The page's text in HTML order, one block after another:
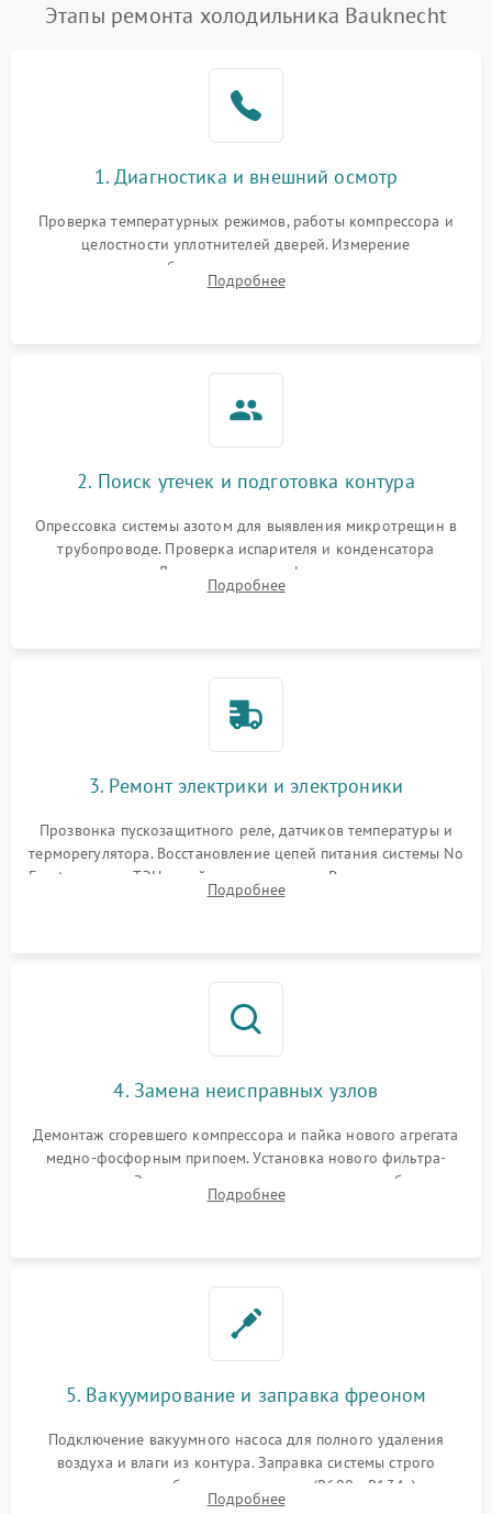
Поломка системы No Frost 2600 ₽ Подробнее →
работе
2000 ₽ Подробнее →
1000 ₽
1800 ₽
Этапы ремонта холодильника Bauknecht
1. Диагностика и внешний осмотр
Проверка температурных режимов, работы компрессора и
целостности уплотнителей дверей. Измерение
сопротивления обмоток мотора, проверка термостата и
считывание кодов ошибок с электронного дисплея.
Подробнее
2. Поиск утечек и подготовка контура
Опрессовка системы азотом для выявления микротрещин в
трубопроводе. Проверка испарителя и конденсатора
течеискателем. Демонтаж старого фильтра-осушителя и
продувка капиллярной трубки для устранения засоров.
Подробнее
3. Ремонт электрики и электроники
Прозвонка пускозащитного реле, датчиков температуры и
терморегулятора. Восстановление цепей питания системы No
Frost, включая ТЭН оттайки и вентилятор. Ремонт или замена
платы управления при сбоях алгоритмов.
Подробнее
4. Замена неисправных узлов
Демонтаж сгоревшего компрессора и пайка нового агрегата
медно-фосфорным припоем. Установка нового фильтра-
осушителя. Замена изношенных вентиляторов обдува,
сломанных заслонок или поврежденных дверных петель.
Подробнее
5. Вакуумирование и заправка фреоном
Подключение вакуумного насоса для полного удаления
воздуха и влаги из контура. Заправка системы строго
дозированным объемом хладагента (R600a, R134a) по
электронным весам. Контроль рабочего давления в системе.
Подробнее